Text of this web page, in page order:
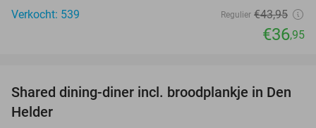
Verkocht: 539
Regulier €43,95
€36,95
25%
Shared dining-diner incl. broodplankje in Den
Helder